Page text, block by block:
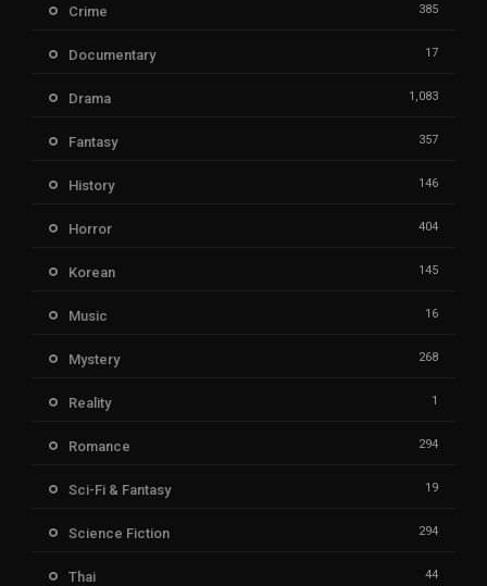
Crime 385
Documentary 17
Drama 1,083
Fantasy 357
History 146
Horror 404
Korean 145
Music 16
Mystery 268
Reality 1
Romance 294
Sci-Fi & Fantasy 19
Science Fiction 294
Thai 44